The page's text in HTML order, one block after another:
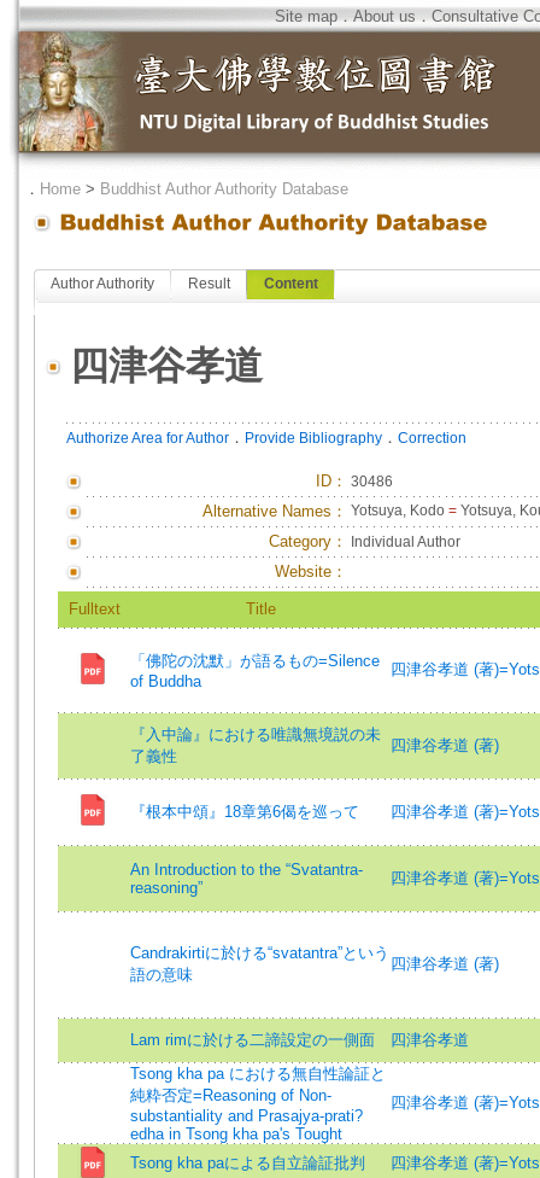
Site map．About us．Consultative
． Home > Buddhist Author Authority Database
Author Authority Result Content
四津谷孝道
Authorize Area for Author ． Provide Bibliography ． Correction
ID ： 30486
Alternative Names： Yotsuya, Kodo = Yotsuya,
Category： Individual Author
Website：
Fulltext Title
「佛陀の沈默」が語るもの=Silence
of Buddha
四津谷孝道 (著
『入中論』における唯識無境説の未
了義性
四津谷孝道 (著)
『根本中頌』18章第6偈を巡って 四津谷孝道 (著
An Introduction to the “Svatantra-
reasoning”
四津谷孝道 (著
Candrakirtiに於ける“svatantra”という
語の意味
四津谷孝道 (著)
Lam rimに於ける二諦設定の一側面
四津谷孝道
Tsong kha pa における無自性論証と
純粋否定=Reasoning of Non-
substantiality and Prasajya-prati?
edha in Tsong kha pa's Tought
四津谷孝道 (著
Tsong kha paによる自立論証批判
四津谷孝道 (著